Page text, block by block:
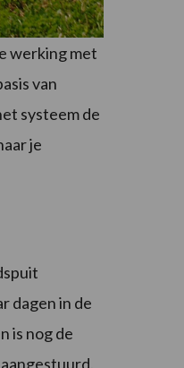
werking met
van
systeem de
je
dagen in de
is nog de